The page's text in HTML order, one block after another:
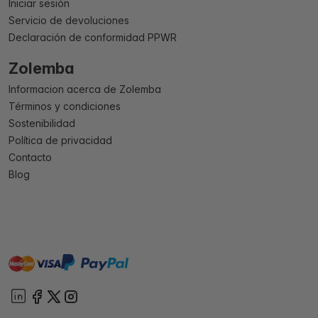
Iniciar sesión
Servicio de devoluciones
Declaración de conformidad PPWR
Zolemba
Informacion acerca de Zolemba
Términos y condiciones
Sostenibilidad
Política de privacidad
Contacto
Blog
mastervisa paypal